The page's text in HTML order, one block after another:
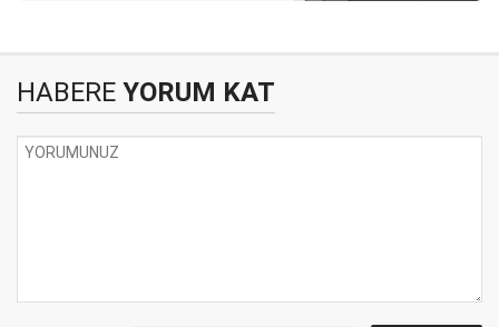
HABERE YORUM KAT